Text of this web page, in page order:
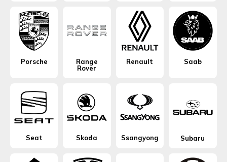
Porsche
Range
Rover
Renault Saab
Seat Skoda Ssangyong Subaru